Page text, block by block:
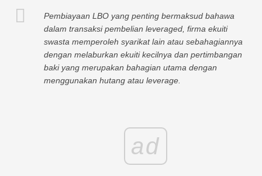
Pembiayaan LBO yang penting bermaksud bahawa
dalam transaksi pembelian leveraged, firma ekuiti
swasta memperoleh syarikat lain atau sebahagiannya
dengan melaburkan ekuiti kecilnya dan pertimbangan
baki yang merupakan bahagian utama dengan
menggunakan hutang atau leverage.
ad